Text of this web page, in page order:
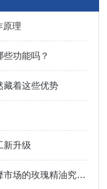
原理
功能吗？
藏着这些优势
新升级
植物精油提取分离设备揭秘：风靡市场的玫瑰精油究竟怎么来的